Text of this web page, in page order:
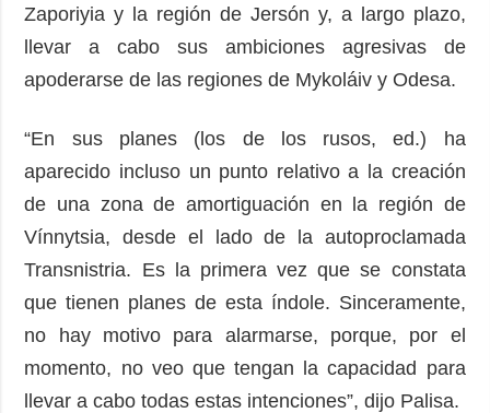
Zaporiyia y la región de Jersón y, a largo plazo,
llevar a cabo sus ambiciones agresivas de
apoderarse de las regiones de Mykoláiv y Odesa.
“En sus planes (los de los rusos, ed.) ha
aparecido incluso un punto relativo a la creación
de una zona de amortiguación en la región de
Vínnytsia, desde el lado de la autoproclamada
Transnistria. Es la primera vez que se constata
que tienen planes de esta índole. Sinceramente,
no hay motivo para alarmarse, porque, por el
momento, no veo que tengan la capacidad para
llevar a cabo todas estas intenciones”, dijo Palisa.